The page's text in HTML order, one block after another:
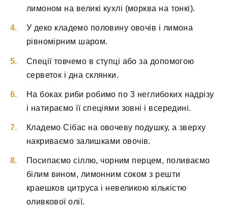
лимоном на великі кухлі (морква на тонкі).
У деко кладемо половину овочів і лимона
рівномірним шаром.
Спеції товчемо в ступці або за допомогою
серветок і дна склянки.
На боках риби робимо по 3 неглибоких надрізу
і натираємо її спеціями зовні і всередині.
Кладемо Сібас на овочеву подушку, а зверху
накриваємо залишками овочів.
Посипаємо сіллю, чорним перцем, поливаємо
білим вином, лимонним соком з решти
краешков цитруса і невеликою кількістю
оливкової олії.